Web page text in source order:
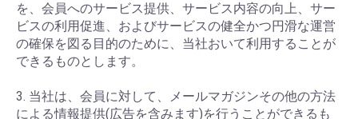
を、会員へのサービス提供、サービス内容の向上、サー
ビスの利用促進、およびサービスの健全かつ円滑な運営
の確保を図る目的のために、当社おいて利用することが
できるものとします。
3. 当社は、会員に対して、メールマガジンその他の方法
による情報提供(広告を含みます)を行うことができるも